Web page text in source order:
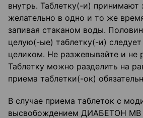
внутрь. Таблетку(-и) принимают
желательно в одно и то же
запивая стаканом воды.
целую(-ые) таблетку(-и) следует
целиком. Не разжевывайте и не
Таблетку можно разделить на
приема таблетки(-ок)
В случае приема таблеток с
высвобождением ДИАБЕТОН МВ